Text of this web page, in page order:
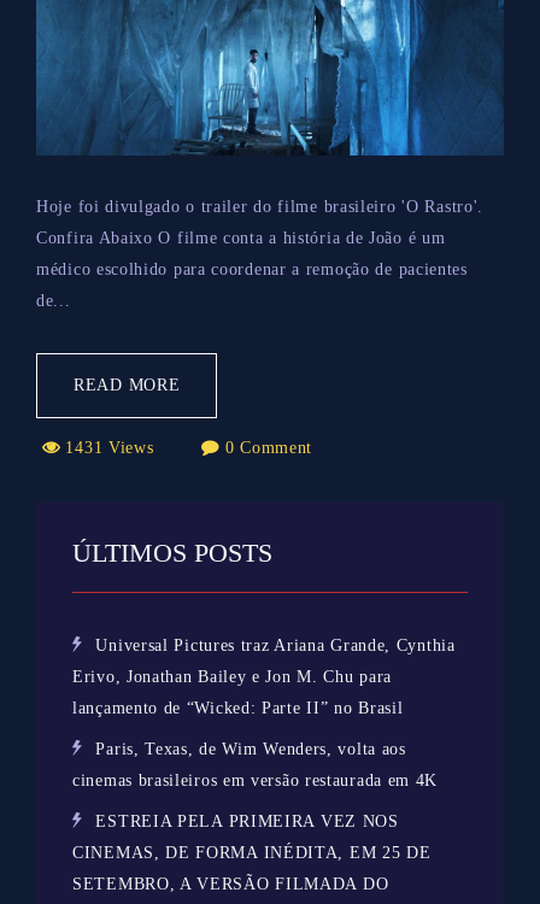
Hoje foi divulgado o trailer do filme brasileiro 'O Rastro'.
Confira Abaixo O filme conta a história de João é um
médico escolhido para coordenar a remoção de pacientes
de...
READ MORE
1431 Views 0 Comment
ÚLTIMOS POSTS
Universal Pictures traz Ariana Grande, Cynthia
Erivo, Jonathan Bailey e Jon M. Chu para
lançamento de “Wicked: Parte II” no Brasil
Paris, Texas, de Wim Wenders, volta aos
cinemas brasileiros em versão restaurada em 4K
ESTREIA PELA PRIMEIRA VEZ NOS
CINEMAS, DE FORMA INÉDITA, EM 25 DE
SETEMBRO, A VERSÃO FILMADA DO